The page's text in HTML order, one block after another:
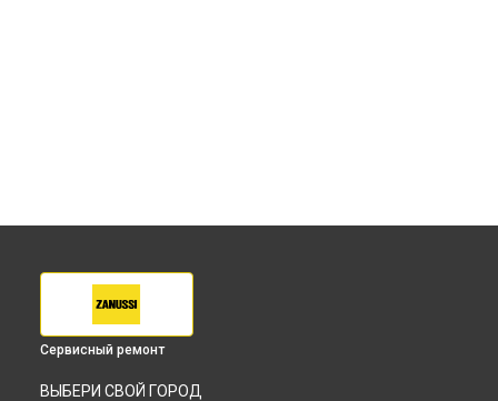
Сервисный ремонт
ВЫБЕРИ СВОЙ ГОРОД